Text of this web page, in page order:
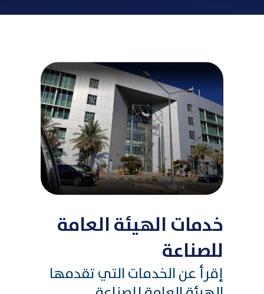
خدمات الهيئة العامة
للصناعة
إقرأ عن الخدمات التي تقدمها